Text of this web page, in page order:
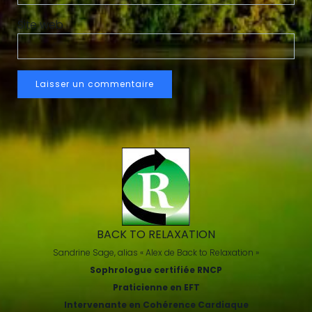
Site web
BACK TO RELAXATION
Sandrine Sage, alias « Alex de Back to Relaxation »
Sophrologue certifiée RNCP
Praticienne en EFT
Intervenante en Cohérence Cardiaque